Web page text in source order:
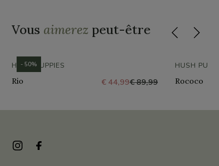
Vous aimerez peut-être
HUSH PUPPIES
Rio € 44,99€ 89,99
- 50% HUSH
Rococo